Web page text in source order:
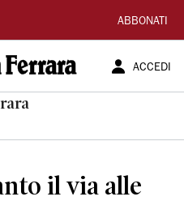
ABBONATI
ACCEDI
il via alle